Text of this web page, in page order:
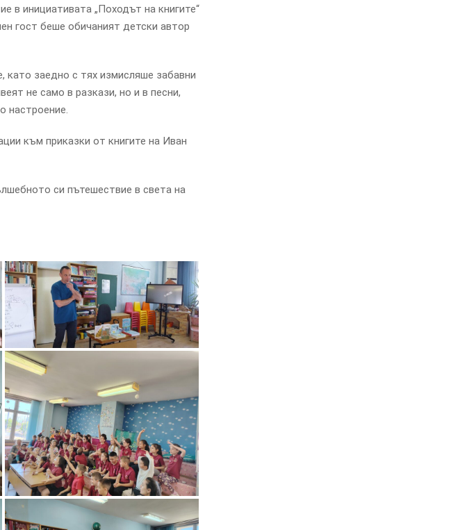
в инициативата „Походът на книгите“
гост беше обичаният детски автор
като заедно с тях измисляше забавни
не само в разкази, но и в песни,
настроение.
към приказки от книгите на Иван
си пътешествие в света на